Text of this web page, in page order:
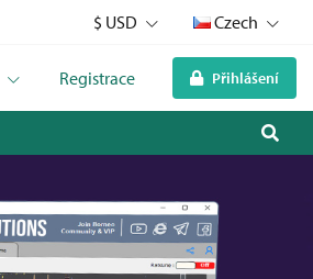
$ USD Czech
Registrace Přihlášení